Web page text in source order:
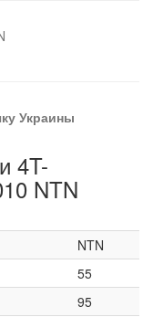
Украины
4T-
NTN
NTN
55
95